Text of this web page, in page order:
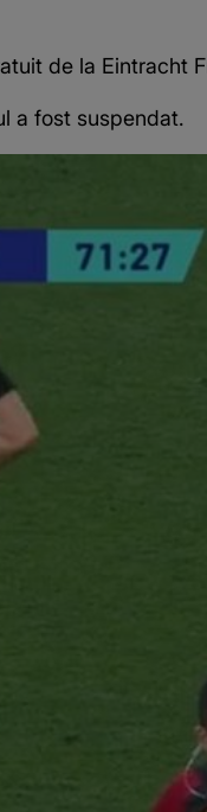
de la Eintracht
a fost suspendat.